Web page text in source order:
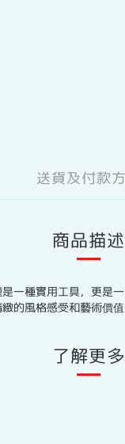
送貨及付款
商品描述
一種實用工具，更
的風格感受和藝術價
了解更多